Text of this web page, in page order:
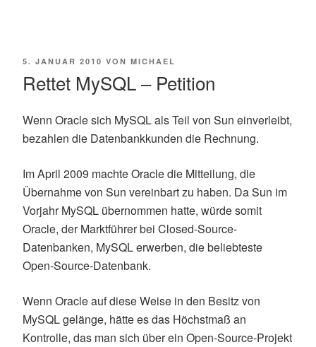
VERÖFFENTLICHT
5. JANUAR 2010 VON MICHAEL
Rettet MySQL – Petition
Wenn Oracle sich MySQL als Teil von Sun einverleibt,
bezahlen die Datenbankkunden die Rechnung.
Im April 2009 machte Oracle die Mitteilung, die
Übernahme von Sun vereinbart zu haben. Da Sun im
Vorjahr MySQL übernommen hatte, würde somit
Oracle, der Marktführer bei Closed-Source-
Datenbanken, MySQL erwerben, die beliebteste
Open-Source-Datenbank.
Wenn Oracle auf diese Weise in den Besitz von
MySQL gelänge, hätte es das Höchstmaß an
Kontrolle, das man sich über ein Open-Source-Projekt